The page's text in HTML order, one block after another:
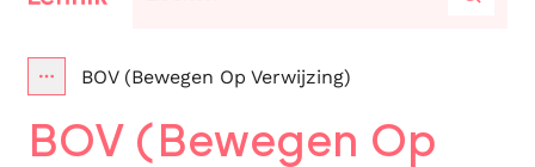
Toon alle broodkruimel items
BOV (Bewegen Op Verwijzing)
BOV (Bewegen Op